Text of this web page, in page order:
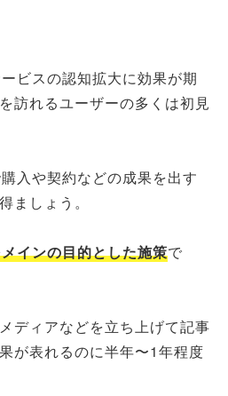
ビスの認知拡大に効果が期
訪れるユーザーの多くは初見
入や契約などの成果を出す
ましょう。
インの目的とした施策で
ディアなどを立ち上げて記事
が表れるのに半年〜1年程度